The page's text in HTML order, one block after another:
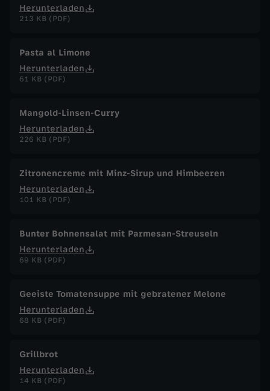
l
a
n
Herunterladen
213 KB (PDF)
Pasta al Limone
Herunterladen
61 KB (PDF)
Mangold-Linsen-Curry
Herunterladen
226 KB (PDF)
Zitronencreme mit Minz-Sirup und Himbeeren
Herunterladen
101 KB (PDF)
Bunter Bohnensalat mit Parmesan-Streuseln
Herunterladen
69 KB (PDF)
Geeiste Tomatensuppe mit gebratener Melone
Herunterladen
68 KB (PDF)
Grillbrot
Herunterladen
14 KB (PDF)